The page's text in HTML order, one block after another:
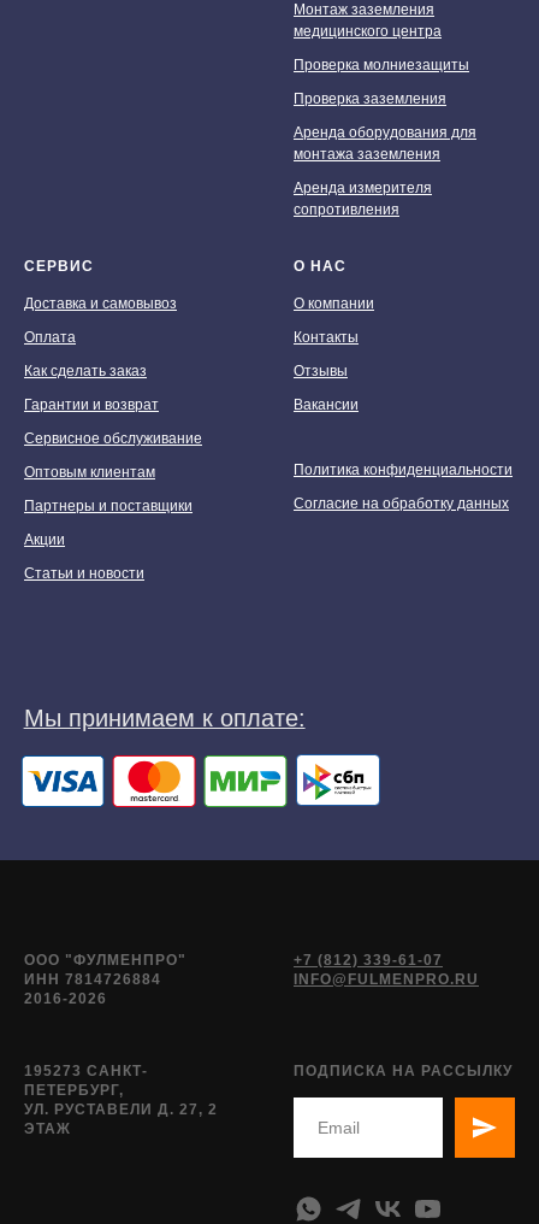
Монтаж заземления
медицинского центра
Проверка молниезащиты
Проверка заземления
Аренда оборудования для
монтажа заземления
Аренда измерителя
сопротивления
СЕРВИС
Доставка и самовывоз
Оплата
Как сделать заказ
Гарантии и возврат
Сервисное обслуживание
Оптовым клиентам
Партнеры и поставщики
Акции
Статьи и новости
О НАС
О компании
Контакты
Отзывы
Вакансии
Политика конфиденциальности
Согласие на обработку данных
ООО "ФУЛМЕНПРО"
ИНН 7814726884
2016-2026
+7 (812) 339-61-07
INFO@FULMENPRO.RU
195273 САНКТ-
ПЕТЕРБУРГ,
УЛ. РУСТАВЕЛИ Д. 27, 2
ЭТАЖ
ПОДПИСКА НА РАССЫЛКУ